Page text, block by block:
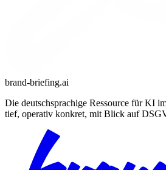
brand-briefing.ai
Die deutschsprachige Ressource für KI
tief, operativ konkret, mit Blick auf